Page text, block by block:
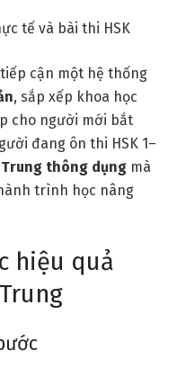
tế và bài thi HSK
cận một hệ thống
, sắp xếp khoa học
cho người mới bắt
đang ôn thi HSK 1–
thông dụng mà
trình học nâng
hiệu quả